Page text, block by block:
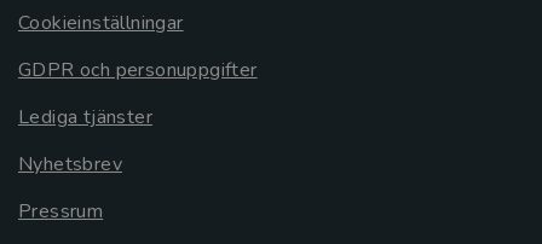
Cookieinställningar
GDPR och personuppgifter
Lediga tjänster
Nyhetsbrev
Pressrum